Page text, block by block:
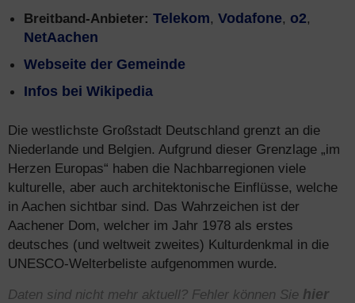
Breitband-Anbieter: Telekom, Vodafone, o2,
NetAachen
Webseite der Gemeinde
Infos bei Wikipedia
Die westlichste Großstadt Deutschland grenzt an die
Niederlande und Belgien. Aufgrund dieser Grenzlage „im
Herzen Europas“ haben die Nachbarregionen viele
kulturelle, aber auch architektonische Einflüsse, welche
in Aachen sichtbar sind. Das Wahrzeichen ist der
Aachener Dom, welcher im Jahr 1978 als erstes
deutsches (und weltweit zweites) Kulturdenkmal in die
UNESCO-Welterbeliste aufgenommen wurde.
Daten sind nicht mehr aktuell? Fehler können Sie hier